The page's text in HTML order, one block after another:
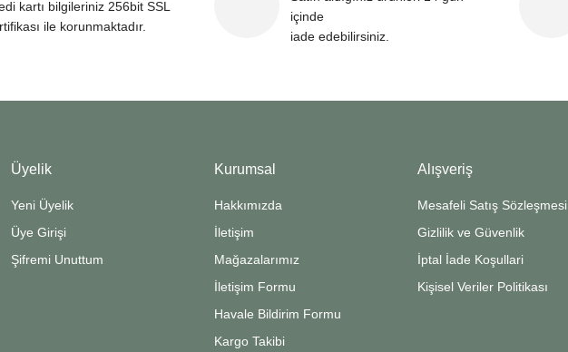
kartı bilgileriniz 256bit SSL
ile korunmaktadır.
içinde
iade edebilirsiniz.
Üyelik
Yeni Üyelik
Üye Girişi
Şifremi Unuttum
Kurumsal
Hakkımızda
İletişim
Mağazalarımız
İletişim Formu
Havale Bildirim Formu
Kargo Takibi
Alışveriş
Mesafeli Satış Sözleşmesi
Gizlilik ve Güvenlik
İptal İade Koşullari
Kişisel Veriler Politikası